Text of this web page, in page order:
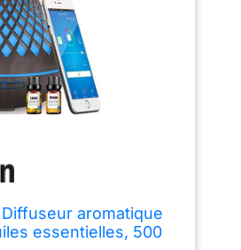
aromatique
essentielles, 500